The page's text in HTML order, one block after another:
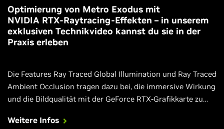
Optimierung von Metro Exodus mit
NVIDIA RTX-Raytracing-Effekten – in unserem
exklusiven Technikvideo kannst du sie in der
Praxis erleben
Die Features Ray Traced Global Illumination und Ray Traced
Ambient Occlusion tragen dazu bei, die immersive Wirkung
und die Bildqualität mit der GeForce RTX-Grafikkarte zu
und wie das in der Praxis aussieht.
Weitere Infos